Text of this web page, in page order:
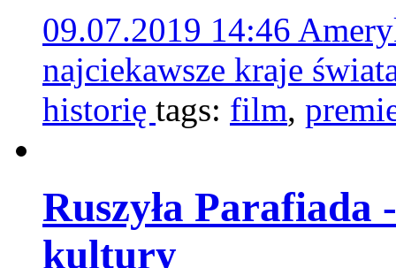
09.07.2019 14:46
najciekawsze kraje
historię tags: film,
Ruszyła
kultury